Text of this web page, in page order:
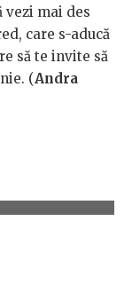
vezi mai des
care s-aducă
să te invite să
(Andra